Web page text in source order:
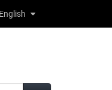
English